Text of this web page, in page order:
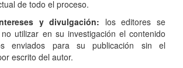
de todo el proceso.
y divulgación: los editores se
utilizar en su investigación el contenido
enviados para su publicación sin el
escrito del autor.